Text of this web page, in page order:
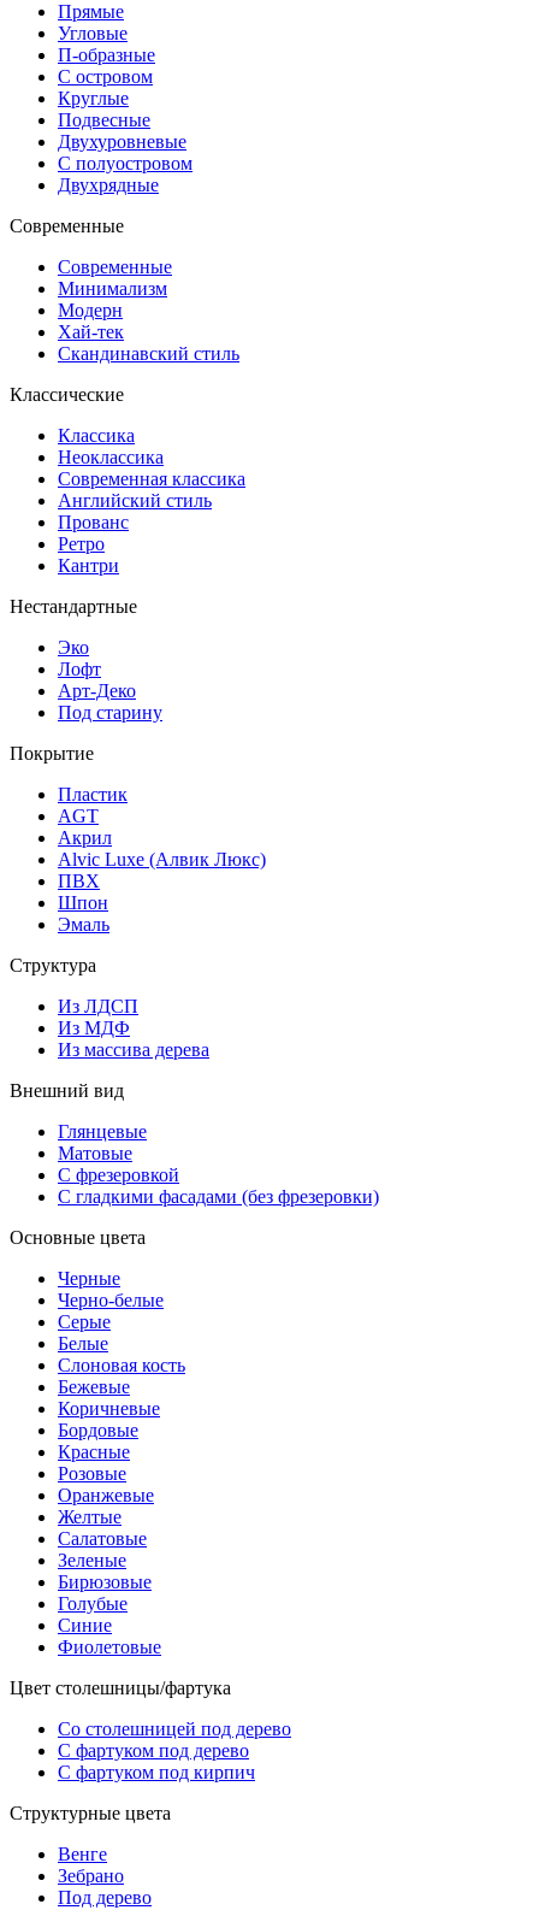
Прямые
Угловые
П-образные
С островом
Круглые
Подвесные
Двухуровневые
С полуостровом
Двухрядные
Современные
Современные
Минимализм
Модерн
Хай-тек
Скандинавский стиль
Классические
Классика
Неоклассика
Современная классика
Английский стиль
Прованс
Ретро
Кантри
Нестандартные
Эко
Лофт
Арт-Деко
Под старину
Покрытие
Пластик
AGT
Акрил
Alvic Luxe (Алвик Люкс)
ПВХ
Шпон
Эмаль
Структура
Из ЛДСП
Из МДФ
Из массива дерева
Внешний вид
Глянцевые
Матовые
С фрезеровкой
С гладкими фасадами (без фрезеровки)
Основные цвета
Черные
Черно-белые
Серые
Белые
Слоновая кость
Бежевые
Коричневые
Бордовые
Красные
Розовые
Оранжевые
Желтые
Салатовые
Зеленые
Бирюзовые
Голубые
Синие
Фиолетовые
Цвет столешницы/фартука
Со столешницей под дерево
С фартуком под дерево
С фартуком под кирпич
Структурные цвета
Венге
Зебрано
Под дерево